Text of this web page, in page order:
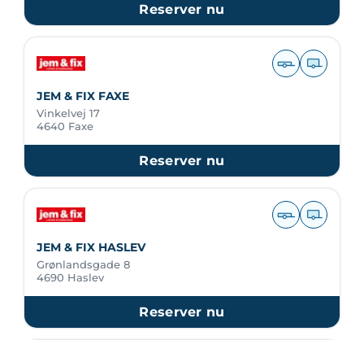
Reserver nu
JEM & FIX FAXE
Vinkelvej 17
4640 Faxe
Reserver nu
JEM & FIX HASLEV
Grønlandsgade 8
4690 Haslev
Reserver nu